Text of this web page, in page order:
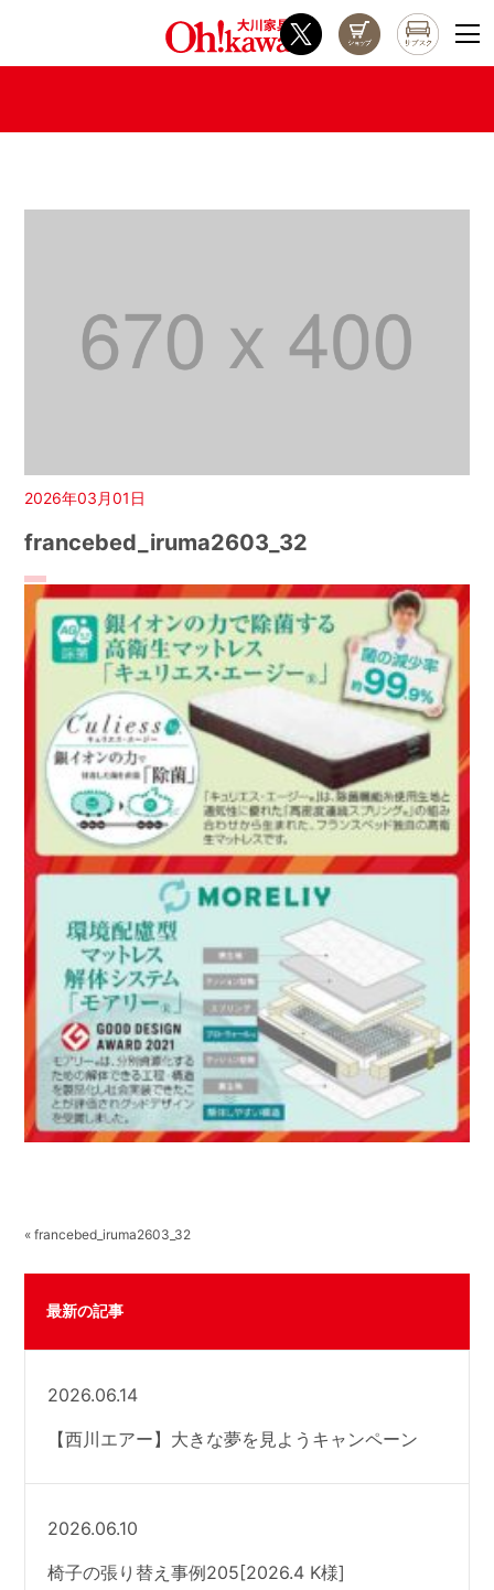
2026年03月01日
francebed_iruma2603_32
« francebed_iruma2603_32
最新の記事
2026.06.14
【西川エアー】大きな夢を見ようキャンペーン
2026.06.10
椅子の張り替え事例205[2026.4 K様]